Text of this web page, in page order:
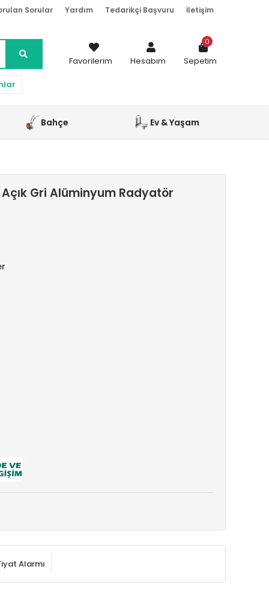
Sorular Yardım Tedarikçi Başvuru İletişim
Favorilerim Hesabım Sepetim
0
Bahçe Ev & Yaşam
Gri Alüminyum Radyatör
Alarmı